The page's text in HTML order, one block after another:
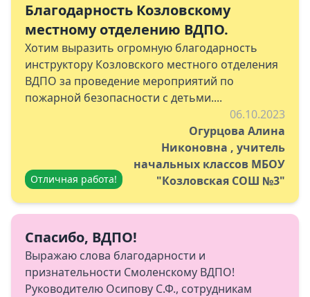
Благодарность Козловскому
местному отделению ВДПО.
Хотим выразить огромную благодарность
инструктору Козловского местного отделения
ВДПО за проведение мероприятий по
пожарной безопасности с детьми....
Отличная работа!
06.10.2023
Огурцова Алина
Никоновна , учитель
начальных классов МБОУ
"Козловская СОШ №3"
Спасибо, ВДПО!
Выражаю слова благодарности и
признательности Смоленскому ВДПО!
Руководителю Осипову С.Ф., сотрудникам